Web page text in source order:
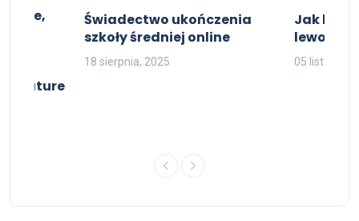
mature
Świadectwo ukończenia
szkoły średniej online
18 sierpnia, 2025
Jak
lewo.
05